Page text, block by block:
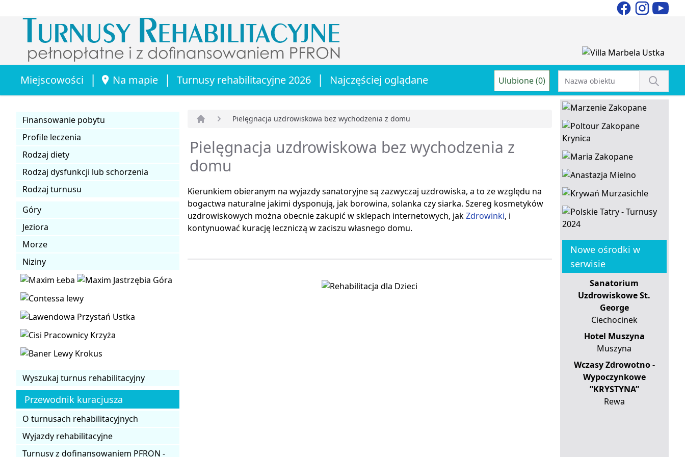
Miejscowości | Na mapie | Turnusy rehabilitacyjne 2026 | Najczęściej oglądane Ulubione (0)
Finansowanie pobytu
Profile leczenia
Rodzaj diety
Rodzaj dysfunkcji lub schorzenia
Rodzaj turnusu
Góry
Jeziora
Morze
Niziny
Wyszukaj turnus rehabilitacyjny
Przewodnik kuracjusza
O turnusach rehabilitacyjnych
Wyjazdy rehabilitacyjne
Turnusy z dofinansowaniem PFRON -
Pielęgnacja uzdrowiskowa bez wychodzenia z domu
Pielęgnacja uzdrowiskowa bez wychodzenia z
domu
Kierunkiem obieranym na wyjazdy sanatoryjne są zazwyczaj uzdrowiska, a to ze względu na
bogactwa naturalne jakimi dysponują, jak borowina, solanka czy siarka. Szereg kosmetyków
uzdrowiskowych można obecnie zakupić w sklepach internetowych, jakZdrowinki, i
kontynuować kurację leczniczą w zaciszu własnego domu.
Nowe ośrodki w
serwisie
Sanatorium
Uzdrowiskowe St.
George
Ciechocinek
Hotel Muszyna
Muszyna
Wczasy Zdrowotno -
Wypoczynkowe
”KRYSTYNA”
Rewa